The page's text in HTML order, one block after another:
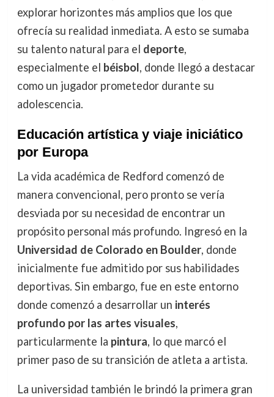
explorar horizontes más amplios que los que
ofrecía su realidad inmediata. A esto se sumaba
su talento natural para el deporte,
especialmente el béisbol, donde llegó a destacar
como un jugador prometedor durante su
adolescencia.
Educación artística y viaje iniciático
por Europa
La vida académica de Redford comenzó de
manera convencional, pero pronto se vería
desviada por su necesidad de encontrar un
propósito personal más profundo. Ingresó en la
Universidad de Colorado en Boulder, donde
inicialmente fue admitido por sus habilidades
deportivas. Sin embargo, fue en este entorno
donde comenzó a desarrollar un interés
profundo por las artes visuales,
particularmente la pintura, lo que marcó el
primer paso de su transición de atleta a artista.
La universidad también le brindó la primera gran